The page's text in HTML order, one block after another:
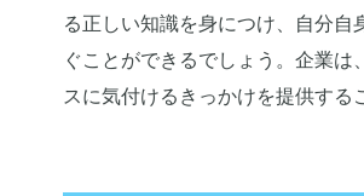
る正しい知識を身につけ、自分
ぐことができるでしょう。企業
スに気付けるきっかけを提供する